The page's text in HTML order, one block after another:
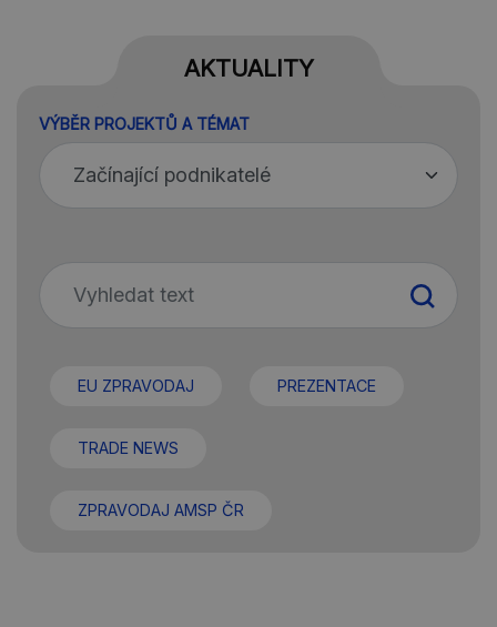
AKTUALITY
VÝBĚR PROJEKTŮ A TÉMAT
EU ZPRAVODAJ PREZENTACE
TRADE NEWS
ZPRAVODAJ AMSP ČR